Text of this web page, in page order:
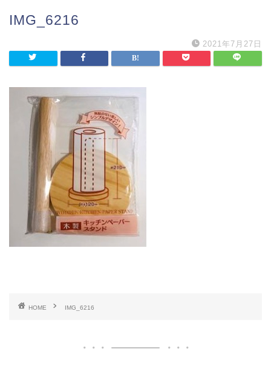
IMG_6216
2021年7月27日
HOME IMG_6216